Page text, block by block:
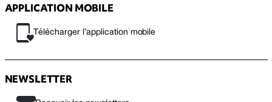
APPLICATION MOBILE
Télécharger l’application mobile
NEWSLETTER